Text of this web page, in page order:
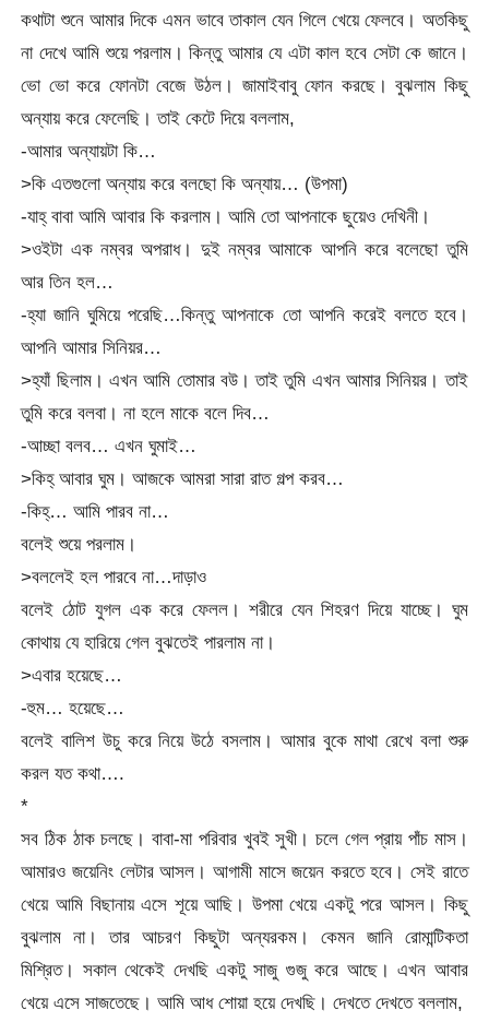
কথাটা শুনে আমার দিকে এমন ভাবে তাকাল যেন গিলে খেয়ে ফেলবে। অতকিছু
না দেখে আমি শুয়ে পরলাম। কিন্তু আমার যে এটা কাল হবে সেটা কে জানে।
ভো ভো করে ফোনটা বেজে উঠল। জামাইবাবু ফোন করছে। বুঝলাম কিছু
অন্যায় করে ফেলেছি। তাই কেটে দিয়ে বললাম,
-আমার অন্যায়টা কি…
>কি এতগুলো অন্যায় করে বলছো কি অন্যায়… (উপমা)
-যাহ্ বাবা আমি আবার কি করলাম। আমি তো আপনাকে ছুয়েও দেখিনী।
>ওইটা এক নম্বর অপরাধ। দুই নম্বর আমাকে আপনি করে বলেছো তুমি
আর তিন হল…
-হ্যা জানি ঘুমিয়ে পরেছি…কিন্তু আপনাকে তো আপনি করেই বলতে হবে।
আপনি আমার সিনিয়র…
>হ্যাঁ ছিলাম। এখন আমি তোমার বউ। তাই তুমি এখন আমার সিনিয়র। তাই
তুমি করে বলবা। না হলে মাকে বলে দিব…
-আচ্ছা বলব… এখন ঘুমাই…
>কিহ্ আবার ঘুম। আজকে আমরা সারা রাত গল্প করব…
-কিহ্… আমি পারব না…
বলেই শুয়ে পরলাম।
>বললেই হল পারবে না…দাড়াও
বলেই ঠোট যুগল এক করে ফেলল। শরীরে যেন শিহরণ দিয়ে যাচ্ছে। ঘুম
কোথায় যে হারিয়ে গেল বুঝতেই পারলাম না।
>এবার হয়েছে…
-হুম… হয়েছে…
বলেই বালিশ উচু করে নিয়ে উঠে বসলাম। আমার বুকে মাথা রেখে বলা শুরু
করল যত কথা….
*
সব ঠিক ঠাক চলছে। বাবা-মা পরিবার খুবই সুখী। চলে গেল প্রায় পাঁচ মাস।
আমারও জয়েনিং লেটার আসল। আগামী মাসে জয়েন করতে হবে। সেই রাতে
খেয়ে আমি বিছানায় এসে শূয়ে আছি। উপমা খেয়ে একটু পরে আসল। কিছু
বুঝলাম না। তার আচরণ কিছুটা অন্যরকম। কেমন জানি রোমান্টিকতা
মিশ্রিত। সকাল থেকেই দেখছি একটু সাজু গুজু করে আছে। এখন আবার
খেয়ে এসে সাজতেছে। আমি আধ শোয়া হয়ে দেখছি। দেখতে দেখতে বললাম,